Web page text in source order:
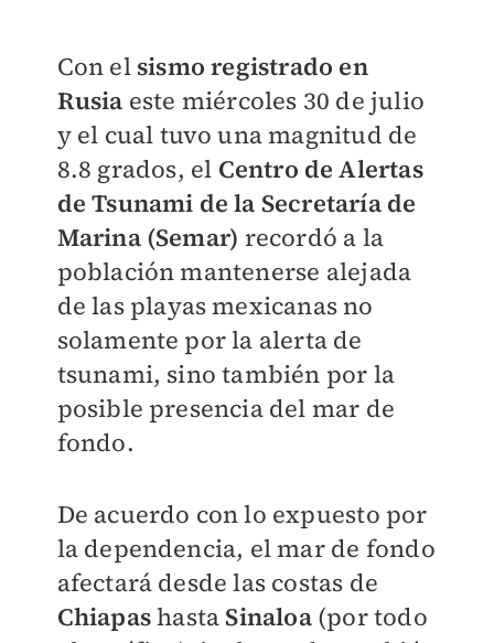
Con el sismo registrado en
Rusia este miércoles 30 de julio
y el cual tuvo una magnitud de
8.8 grados, el Centro de Alertas
de Tsunami de la Secretaría de
Marina (Semar) recordó a la
población mantenerse alejada
de las playas mexicanas no
solamente por la alerta de
tsunami, sino también por la
posible presencia del mar de
fondo.
De acuerdo con lo expuesto por
la dependencia, el mar de fondo
afectará desde las costas de
Chiapashasta Sinaloa(por todo